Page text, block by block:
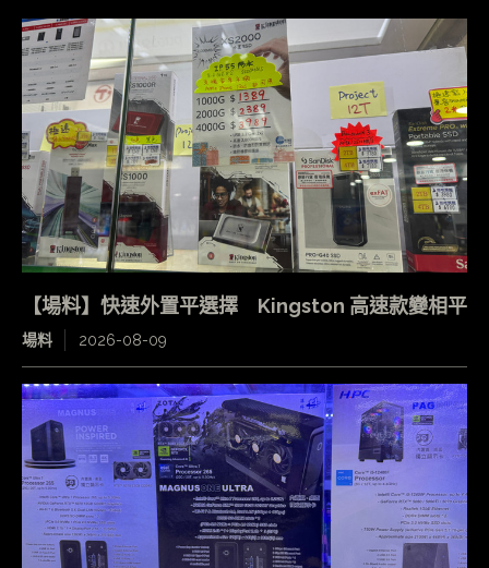
【場料】快速外置平選擇 Kingston 高速款變相平
場料 2026-08-09